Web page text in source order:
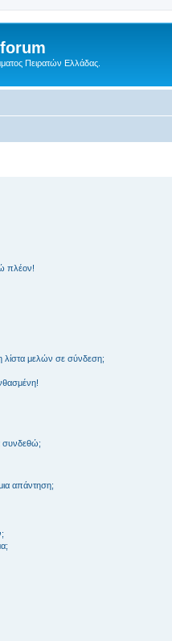
Πειρατών Ελλάδας.
πλέον!
μελών σε σύνδεση;
συνδεθώ;
απάντηση;